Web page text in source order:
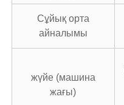
Сұйық орта
айналымы
жүйе (машина
жағы)